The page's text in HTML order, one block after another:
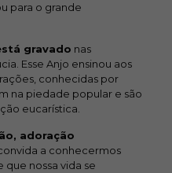
para o grande
gravado nas
Esse Anjo ensinou aos
conhecidas por
na piedade popular e são
eucarística.
adoração
a conhecermos
nossa vida se